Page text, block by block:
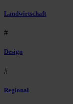
Landwirtschaft
#
Design
#
Regional